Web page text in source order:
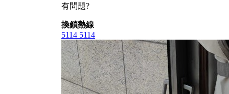
有問題?
換鎖熱線
5114 5114